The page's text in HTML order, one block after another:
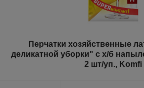
Перчатки хозяйственные
деликатной уборки" с х/б
2 шт/уп., Komfi